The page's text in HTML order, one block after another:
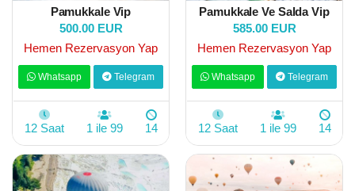
Pamukkale Vip
500.00 EUR
Hemen Rezervasyon Yap
Whatsapp Telegram
12 Saat 1 ile 99 14
Pamukkale Ve Salda Vip
585.00 EUR
Hemen Rezervasyon Yap
Whatsapp Telegram
12 Saat 1 ile 99 14